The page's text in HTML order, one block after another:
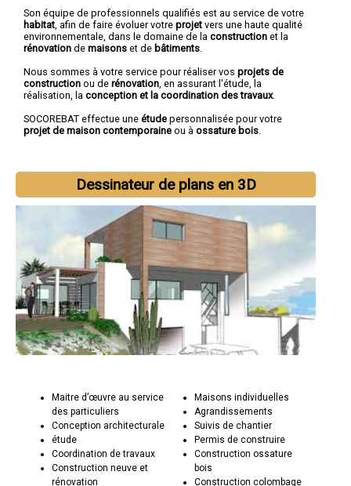
Son équipe de professionnels qualifiés est au service de votre
habitat , afin de faire évoluer votre projet vers une haute qualité
environnementale, dans le domaine de la construction et la
rénovation de maisons et de bâtiments
Nous sommes à votre service pour réaliser vos projets de
construction ou de rénovation , en assurant l'étude, la
réalisation, la conception et la coordination des travaux.
SOCOREBAT effectue une étude personnalisée pour votre
projet de maison contemporaine ou à ossature bois
Dessinateur de plans en 3D
Maitre d’œuvre au service
des particuliers
Conception architecturale
étude
Coordination de travaux
Construction neuve et
rénovation
Maisons individuelles
Agrandissements
Suivis de chantier
Permis de construire
Construction ossature
bois
Construction colombage